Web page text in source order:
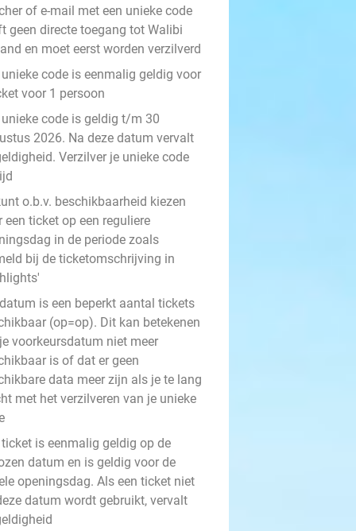
of e-mail met een unieke code
geen directe toegang tot Walibi
en moet eerst worden verzilverd
unieke code is eenmalig geldig voor
voor 1 persoon
unieke code is geldig t/m 30
2026. Na deze datum vervalt
Verzilver je unieke code
o.b.v. beschikbaarheid kiezen
een ticket op een reguliere
in de periode zoals
bij de ticketomschrijving in
is een beperkt aantal tickets
(op=op). Dit kan betekenen
voorkeursdatum niet meer
is of dat er geen
data meer zijn als je te lang
met het verzilveren van je unieke
ticket is eenmalig geldig op de
datum en is geldig voor de
openingsdag. Als een ticket niet
datum wordt gebruikt, vervalt